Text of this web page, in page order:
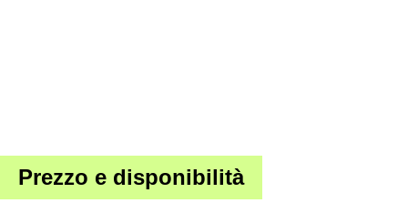
Prezzo e disponibilità